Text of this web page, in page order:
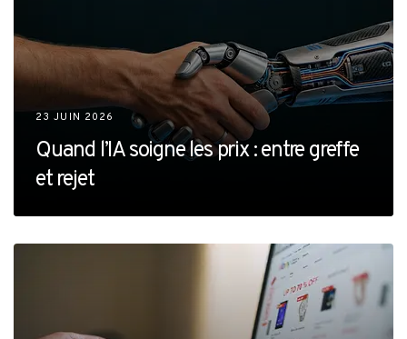
23 JUIN 2026
Quand l’IA soigne les prix : entre greffe
et rejet